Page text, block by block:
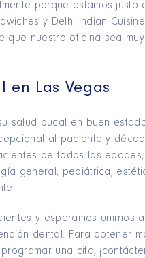
porque estamos justo
y Delhi Indian
que nuestra oficina sea
en Las Vegas
salud bucal en buen
al paciente y
de todas las
general, pediátrica,
y esperamos unirnos
dental. Para obtener
una cita,